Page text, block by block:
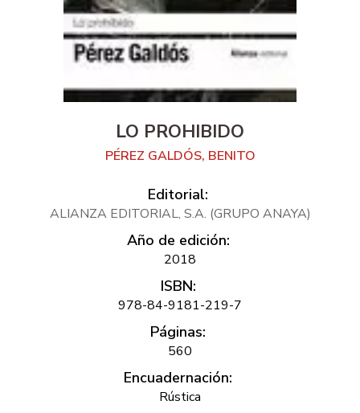
LO PROHIBIDO
PÉREZ GALDÓS, BENITO
Editorial:
ALIANZA EDITORIAL, S.A. (GRUPO ANAYA)
Año de edición:
2018
ISBN:
978-84-9181-219-7
Páginas:
560
Encuadernación:
Rústica